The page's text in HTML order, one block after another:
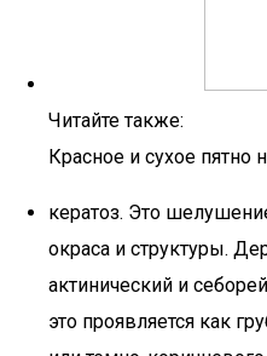
Читайте также:
Красное и сухое пятно
кератоз. Это
окраса и структуры.
актинический и
это проявляется как